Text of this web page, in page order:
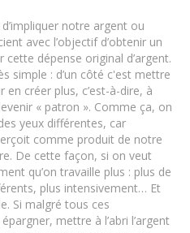
notre argent ou
avec l’objectif d’obtenir un
dépense original d’argent.
simple : d’un côté c'est mettre
créer plus, c’est-à-dire, à
« patron ». Comme ça, on
yeux différentes, car
comme produit de notre
De cette façon, si on veut
qu’on travaille plus : plus de
plus intensivement… Et
Si malgré tous ces
mettre à l’abri l’argent